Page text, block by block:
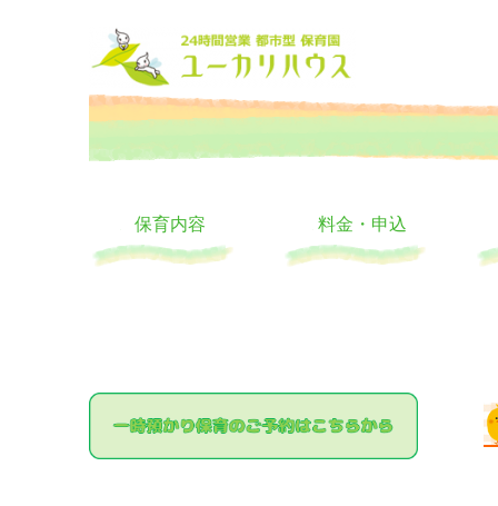
24時間託児所 ユーカリハ
大阪の24時間託児所 ユーカリハウス 月極 一時保育 一時預
保育内容 料金・申込